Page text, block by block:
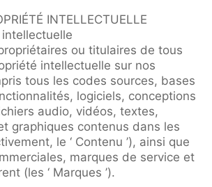
INTELLECTUELLE
ou titulaires de tous
intellectuelle sur nos
tous les codes sources, bases
logiciels, conceptions
audio, vidéos, textes,
graphiques contenus dans les
le ‘ Contenu ’), ainsi que
marques de service et
(les ‘ Marques ’).